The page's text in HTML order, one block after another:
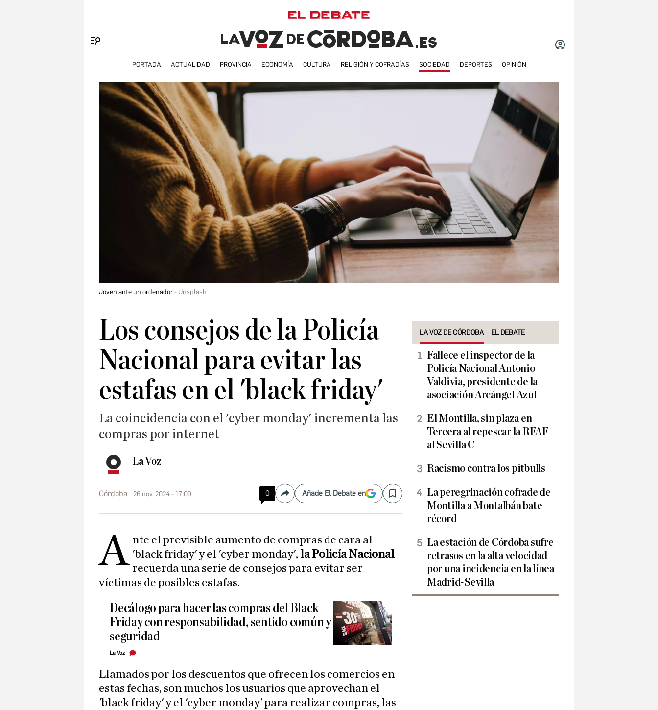
PORTADA ACTUALIDAD PROVINCIA ECONOMÍA CULTURA RELIGIÓN Y COFRADÍAS SOCIEDAD DEPORTES OPINIÓN
Joven ante un ordenador Unsplash
Los consejos de la Policía
Nacional para evitar las
estafas en el 'black friday'
La coincidencia con el 'cyber monday' incrementa las
compras por internet
La Voz
Córdoba 26 nov. 2024 - 17:09 0 CompartirAñade El Debate en Save
A nte el previsible aumento de compras de cara al
'black friday' y el 'cyber monday', la Policía Nacional
recuerda una serie de consejos para evitar ser
víctimas de posibles estafas.
Decálogo para hacer las compras del Black
Friday con responsabilidad, sentido común y
seguridad
La Voz
Llamados por los descuentos que ofrecen los comercios en
estas fechas, son muchos los usuarios que aprovechan el
'black friday' y el 'cyber monday' para realizar compras, las
LA VOZ DE CÓRDOBA EL DEBATE
Fallece el inspector de la
Policía Nacional Antonio
Valdivia, presidente de la
asociación Arcángel Azul
El Montilla, sin plaza en
Tercera al repescar la RFAF
al Sevilla C
Racismo contra los pitbulls
La peregrinación cofrade de
Montilla a Montalbán bate
récord
La estación de Córdoba sufre
retrasos en la alta velocidad
por una incidencia en la línea
Madrid-Sevilla